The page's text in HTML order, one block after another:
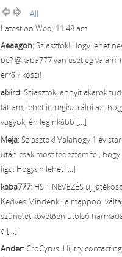
All
Latest on Wed, 11:48 am
Aeaegon: Sziasztok! Hogy lehet
be? @kaba777 van esetleg valami
erről? köszi!
alxird: Sziasztok, annyit akarok
láttam, lehet itt regisztrálni azt
vagyok, én leginkább [...]
Meja: Sziasztok! Valahogy 1 év
után csak most fedeztem fel,
liga. Hogyan lehet [...]
kaba777: HST: NEVEZÉS új
Kedves Mindenki! a mappool
szünetet követően utolsó
a [...]
Ander: CroCyrus: Hi, try